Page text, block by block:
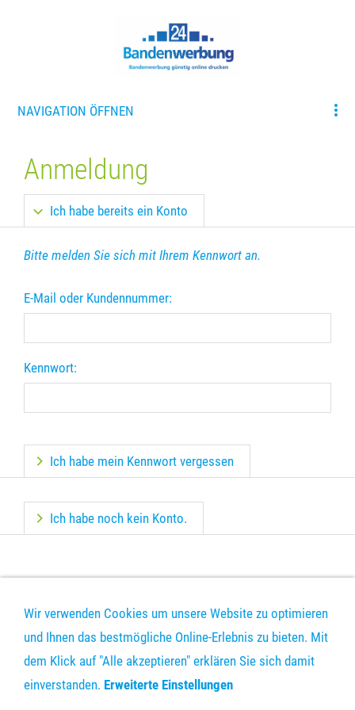
NAVIGATION ÖFFNEN
Anmeldung
Ich habe bereits ein Konto
Bitte melden Sie sich mit Ihrem Kennwort an.
E-Mail oder Kundennummer:
Kennwort:
Ich habe mein Kennwort vergessen
Ich habe noch kein Konto.
DRUCKDATEN-UPLOAD KONTAKT
DATENSCHUTZ
IMPRESSUM
Wir verwenden Cookies um unsere Website zu optimieren
und Ihnen das bestmögliche Online-Erlebnis zu bieten. Mit
dem Klick auf "Alle akzeptieren" erklären Sie sich damit
einverstanden. Erweiterte Einstellungen